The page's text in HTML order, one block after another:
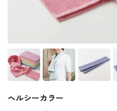
ヘルシーカラー